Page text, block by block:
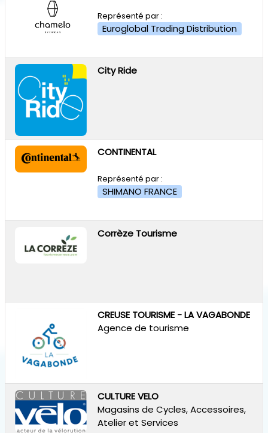
Représenté par :
Euroglobal Trading Distribution
City Ride
CONTINENTAL
Représenté par :
SHIMANO FRANCE
Corrèze Tourisme
CREUSE TOURISME - LA VAGABONDE
Agence de tourisme
CULTURE VELO
Magasins de Cycles, Accessoires,
Atelier et Services